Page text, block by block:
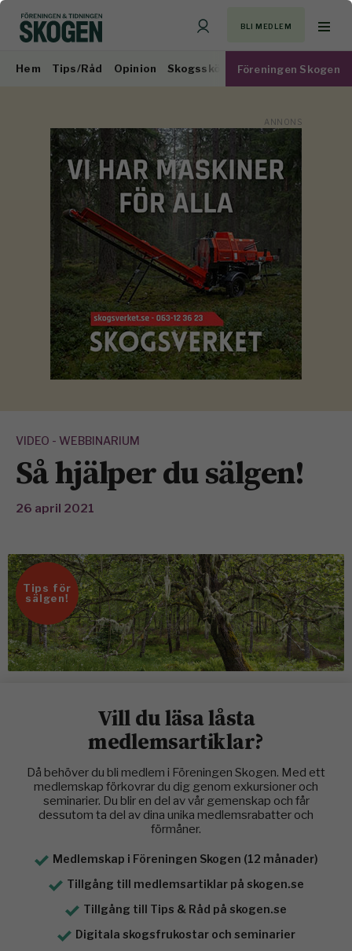
BLI MEDLEM
Hem Tips/Råd Opinion Skogsskötsel Virkesmarknad
Föreningen Skogen
VIDEO - WEBBINARIUM
Så hjälper du sälgen!
26 april 2021
Tips för
sälgen!
Vill du läsa låsta
medlemsartiklar?
Då behöver du bli medlem i Föreningen Skogen. Med ett
medlemskap förkovrar du dig genom exkursioner och
seminarier. Du blir en del av vår gemenskap och får
dessutom ta del av dina unika medlemsrabatter och
förmåner.
Medlemskap i Föreningen Skogen (12 månader)
Tillgång till medlemsartiklar på skogen.se
Tillgång till Tips & Råd på skogen.se
Digitala skogsfrukostar och seminarier